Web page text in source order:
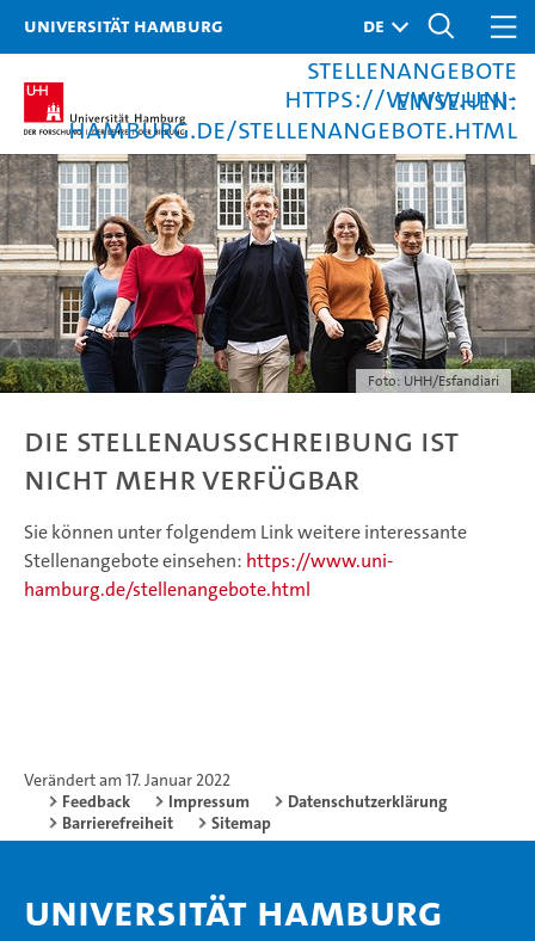
Universität Hamburg
interessante
Stellenangebote
einsehen:
https://www.uni-
hamburg.de/stellenangebote.html
Foto: UHH/Esfandiari
Die Stellenausschreibung ist
nicht mehr verfügbar
Sie können unter folgendem Link weitere interessante
Stellenangebote einsehen: https://www.uni-
hamburg.de/stellenangebote.html
Verändert am 17. Januar 2022
Feedback
Impressum
Datenschutzerklärung
Barrierefreiheit
Sitemap
Universität Hamburg